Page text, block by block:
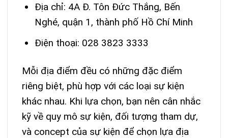
Địa chỉ: 4A Đ. Tôn Đức Thắng, Bến
Nghé, quận 1, thành phố Hồ Chí Minh
Điện thoại: 028 3823 3333
Mỗi địa điểm đều có những đặc điểm
riêng biệt, phù hợp với các loại sự kiện
khác nhau. Khi lựa chọn, bạn nên cân nhắc
kỹ về quy mô sự kiện, đối tượng tham dự,
và concept của sự kiện để chọn lựa địa